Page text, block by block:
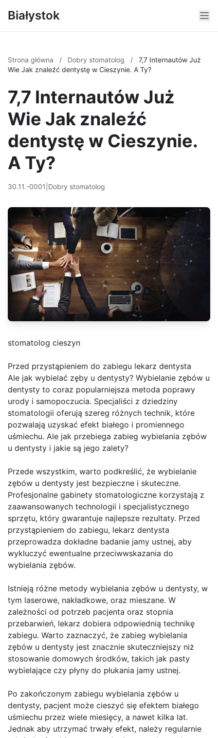
Białystok
Strona główna / Dobry stomatolog /
7,7 Internautów Już
Wie Jak znaleźć dentystę w Cieszynie. A Ty?
7,7 Internautów Już
Wie Jak znaleźć
dentystę w Cieszynie.
A Ty?
30.11.-0001 Dobry stomatolog
stomatolog cieszyn
Przed przystąpieniem do zabiegu lekarz dentysta
Ale jak wybielać zęby u dentysty? Wybielanie zębów u
dentysty to coraz popularniejsza metoda poprawy
urody i samopoczucia. Specjaliści z dziedziny
stomatologii oferują szereg różnych technik, które
pozwalają uzyskać efekt białego i promiennego
uśmiechu. Ale jak przebiega zabieg wybielania zębów
u dentysty i jakie są jego zalety?
Przede wszystkim, warto podkreślić, że wybielanie
zębów u dentysty jest bezpieczne i skuteczne.
Profesjonalne gabinety stomatologiczne korzystają z
zaawansowanych technologii i specjalistycznego
sprzętu, który gwarantuje najlepsze rezultaty. Przed
przystąpieniem do zabiegu, lekarz dentysta
przeprowadza dokładne badanie jamy ustnej, aby
wykluczyć ewentualne przeciwwskazania do
wybielania zębów.
Istnieją różne metody wybielania zębów u dentysty, w
tym laserowe, nakładkowe, oraz mieszane. W
zależności od potrzeb pacjenta oraz stopnia
przebarwień, lekarz dobiera odpowiednią technikę
zabiegu. Warto zaznaczyć, że zabieg wybielania
zębów u dentysty jest znacznie skuteczniejszy niż
stosowanie domowych środków, takich jak pasty
wybielające czy płyny do płukania jamy ustnej.
Po zakończonym zabiegu wybielania zębów u
dentysty, pacjent może cieszyć się efektem białego
uśmiechu przez wiele miesięcy, a nawet kilka lat.
Jednak aby utrzymać trwały efekt, należy regularnie